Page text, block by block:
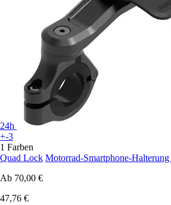
24h
+-3
1 Farben
Quad Lock Motorrad-Smartphone-
Ab 70,00 €
47,76 €